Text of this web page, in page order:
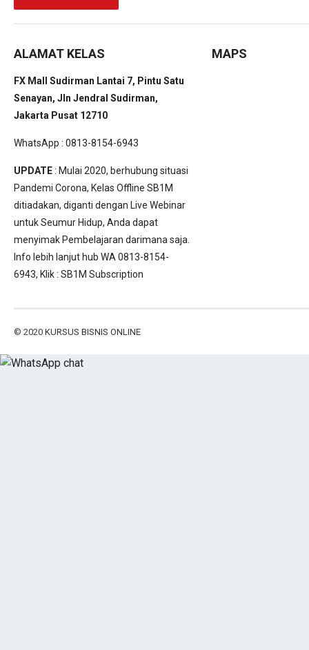
ALAMAT KELAS
FX Mall Sudirman Lantai 7, Pintu Satu
Senayan, Jln Jendral Sudirman,
Jakarta Pusat 12710
WhatsApp : 0813-8154-6943
UPDATE: Mulai 2020, berhubung situasi
Pandemi Corona, Kelas Offline SB1M
ditiadakan, diganti dengan Live Webinar
untuk Seumur Hidup, Anda dapat
menyimak Pembelajaran darimana saja.
Info lebih lanjut hub WA 0813-8154-
6943, Klik : SB1M Subscription
MAPS
© 2020 KURSUS BISNIS ONLINE